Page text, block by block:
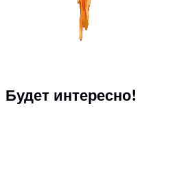
Будет интересно!